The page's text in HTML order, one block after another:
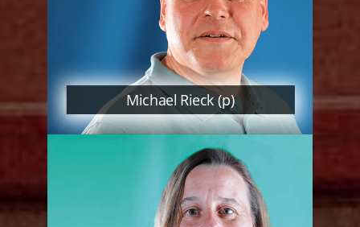
Michael Rieck (p)